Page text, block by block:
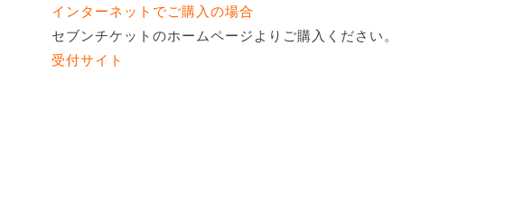
インターネットでご購入の場合
セブンチケットのホームページよりご購入ください。
受付サイト